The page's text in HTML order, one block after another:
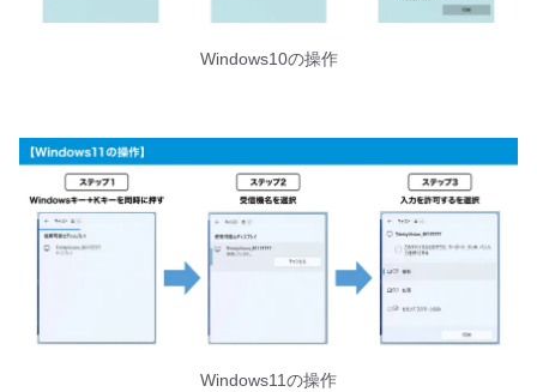
Windows10の操作
Windows11の操作